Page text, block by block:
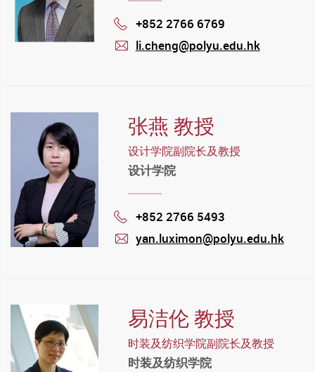
Phone
+852 2766 6769
li.cheng@polyu.edu.hk
张燕 教授
设计学院副院长及教授
设计学院
Phone
+852 2766 5493
yan.luximon@polyu.edu.hk
易洁伦 教授
时装及纺织学院副院长及教授
时装及纺织学院